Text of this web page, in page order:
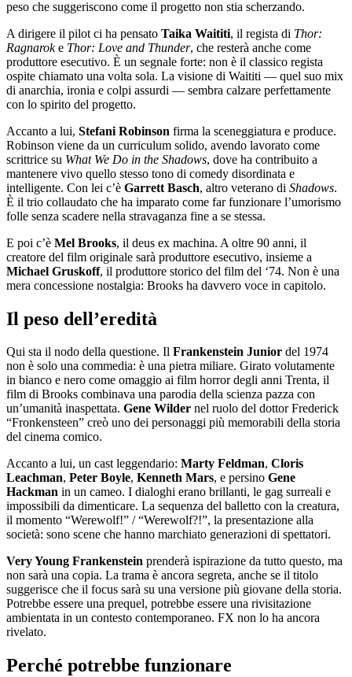
peso che suggeriscono come il progetto non stia scherzando.
A dirigere il pilot ci ha pensato Taika Waititi, il regista di Thor:
Ragnaroke Thor: Love and Thunder, che resterà anche come
produttore esecutivo. È un segnale forte: non è il classico regista
ospite chiamato una volta sola. La visione di Waititi — quel suo mix
di anarchia, ironia e colpi assurdi — sembra calzare perfettamente
con lo spirito del progetto.
Accanto a lui, Stefani Robinson firma la sceneggiatura e produce.
Robinson viene da un curriculum solido, avendo lavorato come
scrittrice su What We Do in the Shadows, dove ha contribuito a
mantenere vivo quello stesso tono di comedy disordinata e
intelligente. Con lei c’è Garrett Basch, altro veterano di Shadows.
È il trio collaudato che ha imparato come far funzionare l’umorismo
folle senza scadere nella stravaganza fine a se stessa.
E poi c’è Mel Brooks, il deus ex machina. A oltre 90 anni, il
creatore del film originale sarà produttore esecutivo, insieme a
Michael Gruskoff, il produttore storico del film del ‘74. Non è una
mera concessione nostalgia: Brooks ha davvero voce in capitolo.
Il peso dell’eredità
Qui sta il nodo della questione. Il Frankenstein Junior del 1974
non è solo una commedia: è una pietra miliare. Girato volutamente
in bianco e nero come omaggio ai film horror degli anni Trenta, il
film di Brooks combinava una parodia della scienza pazza con
un’umanità inaspettata. Gene Wilder nel ruolo del dottor Frederick
“Fronkensteen” creò uno dei personaggi più memorabili della storia
del cinema comico.
Accanto a lui, un cast leggendario: Marty Feldman, Cloris
Leachman, Peter Boyle, Kenneth Mars, e persino Gene
Hackman in un cameo. I dialoghi erano brillanti, le gag surreali e
impossibili da dimenticare. La sequenza del balletto con la creatura,
il momento “Werewolf!” / “Werewolf?!”, la presentazione alla
società: sono scene che hanno marchiato generazioni di spettatori.
Very Young Frankenstein prenderà ispirazione da tutto questo, ma
non sarà una copia. La trama è ancora segreta, anche se il titolo
suggerisce che il focus sarà su una versione più giovane della storia.
Potrebbe essere una prequel, potrebbe essere una rivisitazione
ambientata in un contesto contemporaneo. FX non lo ha ancora
rivelato.
Perché potrebbe funzionare